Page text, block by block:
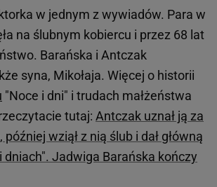
w jednym z wywiadów. Para w
na ślubnym kobiercu i przez 68 lat
Barańska i Antczak
syna, Mikołaja. Więcej o historii
"Noce i dni" i trudach małżeństwa
tutaj: Antczak uznał ją za
wziął z nią ślub i dał główną
dniach". Jadwiga Barańska kończy